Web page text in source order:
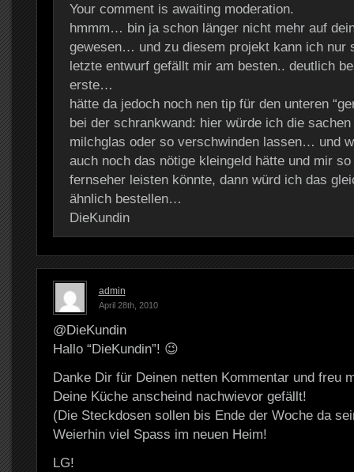
Your comment is awaiting moderation.
hmmm… bin ja schon länger nicht mehr auf
gewesen… und zu diesem projekt kann ich nur
letzte entwurf gefällt mir am besten.. deutlich
erste…
hätte da jedoch noch nen tip für den unteren
bei der schrankwand: hier würde ich die sachen
milchglas oder so verschwinden lassen… und
auch noch das nötige kleingeld hätte und mir so
fernseher leisten könnte, dann würd ich das
ähnlich bestellen…
DieKundin
admin
April 28th, 2010
@DieKundin
Hallo “DieKundin”! 😉
Danke Dir für Deinen netten Kommentar und freu
Deine Küche anscheind nachwievor gefällt!
(Die Steckdosen sollen bis Ende der Woche da
Weierhin viel Spass im neuen Heim!
LG!